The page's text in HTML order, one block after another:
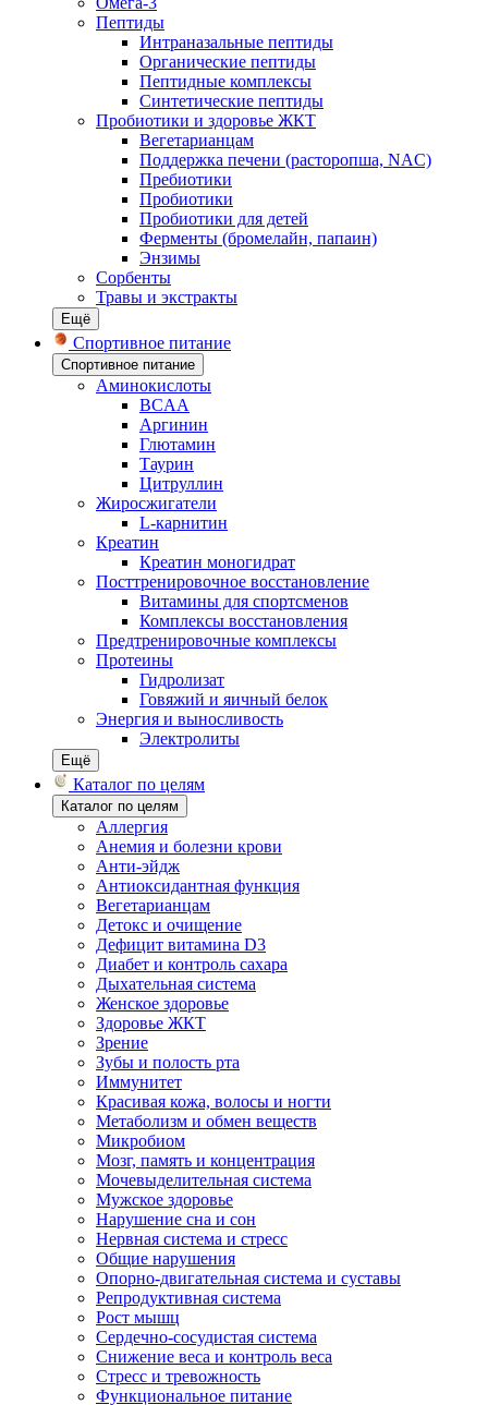
Пептиды
Интраназальные пептиды
Органические пептиды
Пептидные комплексы
Синтетические пептиды
Пробиотики и здоровье ЖКТ
Вегетарианцам
Поддержка печени (расторопша, NAC)
Пребиотики
Пробиотики
Пробиотики для детей
Ферменты (бромелайн, папаин)
Энзимы
Сорбенты
Травы и экстракты
Ещё
Спортивное питание
Спортивное питание
Аминокислоты
BCAA
Аргинин
Глютамин
Таурин
Цитруллин
Жиросжигатели
L-карнитин
Креатин
Креатин моногидрат
Посттренировочное восстановление
Витамины для спортсменов
Комплексы восстановления
Предтренировочные комплексы
Протеины
Гидролизат
Говяжий и яичный белок
Энергия и выносливость
Электролиты
Ещё
Каталог по целям
Каталог по целям
Аллергия
Анемия и болезни крови
Анти-эйдж
Антиоксидантная функция
Вегетарианцам
Детокс и очищение
Дефицит витамина D3
Диабет и контроль сахара
Дыхательная система
Женское здоровье
Здоровье ЖКТ
Зрение
Зубы и полость рта
Иммунитет
Красивая кожа, волосы и ногти
Метаболизм и обмен веществ
Микробиом
Мозг, память и концентрация
Мочевыделительная система
Мужское здоровье
Нарушение сна и сон
Нервная система и стресс
Общие нарушения
Опорно-двигательная система и суставы
Репродуктивная система
Рост мышц
Сердечно-сосудистая система
Снижение веса и контроль веса
Стресс и тревожность
Функциональное питание